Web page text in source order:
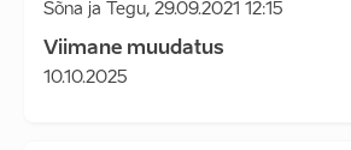
Sõna ja Tegu, 29.09.2021 12:15
Viimane muudatus
10.10.2025